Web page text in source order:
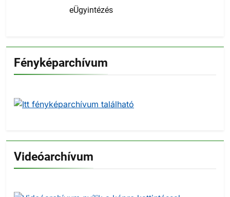
eÜgyintézés
Fényképarchívum
Videóarchívum